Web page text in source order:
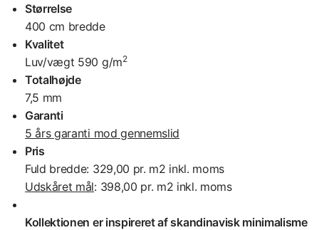
Størrelse
400 cm bredde
Kvalitet
Luv/vægt 590 g/m2
Totalhøjde
7,5 mm
Garanti
5 års garanti mod gennemslid
Pris
Fuld bredde: 329,00 pr. m2 inkl. moms
Udskåret mål: 398,00 pr. m2 inkl. moms
Kollektionen er inspireret af skandinavisk minimalisme